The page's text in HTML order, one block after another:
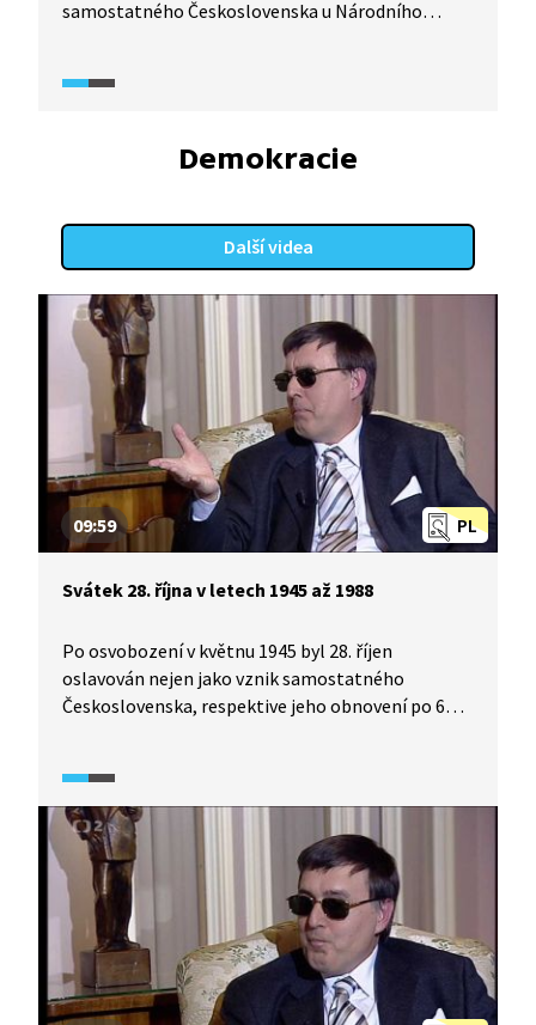
samostatného Československa u Národního
neznámého vojína a uctili tak památku bojovníků
Demokracie
Další videa
PL
09:59
Svátek 28. října v letech 1945 až 1988
Po osvobození v květnu 1945 byl 28. říjen
oslavován nejen jako vznik samostatného
Československa, respektive jeho obnovení po 6
historie se pod vlivem Sovětského svazu ubírala
směrem naprosto nevídaným. Roku 1951 se
ze státního svátku stal den pracovního klidu
a nadále se v tento den oslavovalo znárodnění,
ačkoli znárodňovací dekrety byly vyhlášeny
o několik dní dříve. Za normalizace se z 28. října
stal už jen památný den a jako státní svátek byl
obnoven až v roce 1988, a to jako Den vzniku
samostatného československého státu. Podívejte